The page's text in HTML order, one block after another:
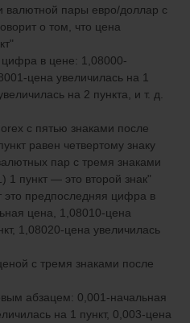
валютной пары евро/доллар с
о том, что цена
цифра в цене: 1,08000-
цена увеличилась на 1
на 2 пункта, и т. д.
с пятью знаками после
равен четвертому знаку
пар с тремя знаками
1 пункт — это второй знак"
это предпоследняя цифра в
цена, 1,08010-цена
1,08020-цена увеличилась
с тремя знаками после
абзацем: 0,001-начальная
на 1 пункт, 0,003-цена